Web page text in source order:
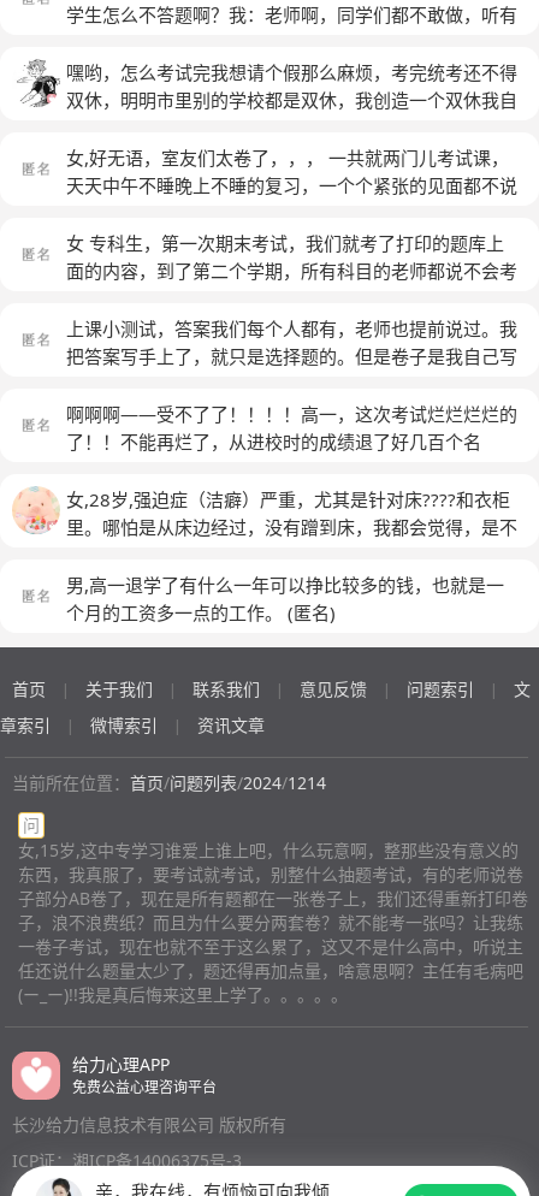
亲，我在线，有烦恼可向我倾
学生怎么不答题啊？我：老师啊，同学们都不敢做，听有
笑，快点赶时间做吧，我不打扰，我先走了邻桌同学：你
不能走出卷老师：哈哈哈，同学，你不会相信那位同学胡
同学你怎么也这么爱开玩笑啊，哈哈。邻桌同学：你要是
没超纲你就把这试卷做了。出卷老师：同学，这试卷十分
这试卷呢？邻桌同学：你看你整天闲的，写张试卷算什么
呀，你要是真不做，说明你真出超纲了。出卷老师：这，
行，我做。出卷老师：哎呀，这做题多是件霉事啊，哎
呀，不难不简单，题目真是好极了。出卷老师：同学，看
带个头，你看，你要不带个头，他们怎么敢做呢。出卷老
师：都，都看我干什么，做啊，做啊，趁早做啊，tnnd为
什么不做?做，做，不做，不做是吧，不做，我就取消你
分数，都不敢做，都怕0分是吧，我告诉你，不做，不做
也别想及格。出卷老师：既然大家都知道了，这戏我也就
不演了，我就是大名鼎鼎的清华大学兼北京大学双料高级
过这题我写了，我肯定是不及格，你们也别想得高分，校
长先生，我的任务完成了，啊哈哈哈。
嘿哟，怎么考试完我想请个假那么麻烦，考完统考还不得
双休，明明市里别的学校都是双休，我创造一个双休我自
大，我觉得我回去又要被内涵。之前我不想当班干部，我
进行了三进宫才成功退出，主要是班主任管太多了，当班
前到，不给……。在我是班干的时候，我不过是没坐堂，
结果被骂得楼上楼下都听得到我的名字。结果班里的刺头
育。.._:(´_`」∠):_… 这就是我的胡言乱语，真的很乱，斯
密马赛。 祝各位一生平安
女,好无语，室友们太卷了，，， 一共就两门儿考试课，
天天中午不睡晚上不睡的复习，一个个紧张的见面都不说
的很影响我的睡眠，，，我很难再装作理解她的样子
了，，，真的感觉没必要这么卷，，，别的寝室都是正常
知识点要复习，老师上课讲的好好听绝对不会挂
的。。。。 (匿名)
女 专科生，第一次期末考试，我们就考了打印的题库上
面的内容，到了第二个学期，所有科目的老师都说不会考
是去打印社打印了例年的题库，结果就考了题库(匿名)
上课小测试，答案我们每个人都有，老师也提前说过。我
把答案写手上了，就只是选择题的。但是卷子是我自己写
就被发现了，把我卷子判零分。真丢人，后悔死了，班里
这么多打小抄，对答案的他都不看，我坐的地方比较靠
二十分，但是作弊的人学习好的学习差点都有，谁敢告
啊，那个老师说我是班里第一个作弊的，郁闷。本来被抓
在写，就哭了，我也不想这样啊，下课被同学围着也很尴
尬，也怕被人说，主要是那个老师下课把我叫出去说不给
个比较听话的学生，这下好了，人设全崩了。明天有他的
课，我都不想上，没办法面对他，睡不着，光想哭了，重
是心理就是过不去。(匿名)
啊啊啊——受不了了！！！！高一，这次考试烂烂烂烂的
了！！不能再烂了，从进校时的成绩退了好几百个名
好，【对不起，说的不好听】平常我心里看不7，其实大
家都看不7的些下档次的下档学生很多考过我了！！！我
错了分，反正也不好，继而不好。我敢保证下次绝对能进
个大的，可是我担心啊，他们那些la ji 学生拿这些调侃我
面”本人也属于玩笑式吹牛逗乐的人吧，有时候，开个玩
笑“你考过我次吗？”啊，这次可给他们机会了，“那
是还有些人左臂，可是电脑上的表格不啊，就显示人家特
女,28岁,强迫症（洁癖）严重，尤其是针对床????️和衣柜
里。哪怕是从床边经过，没有蹭到床，我都会觉得，是不
一瓶100ml几乎满的酒精，下午就差不多喷没了????，不
止一次这样。家里的酒精，比餐巾纸用的都快。,我也不
精的行为，可是我忍不住，总觉得不喷就没有安全
感????。
男,高一退学了有什么一年可以挣比较多的钱，也就是一
个月的工资多一点的工作。 (匿名)
首页 | 关于我们 | 联系我们 | 意见反馈 | 问题索引 |
文
章索引
| 微博索引 | 资讯文章
当前所在位置： 首页/问题列表/2024/1214
问
女,15岁,这中专学习谁爱上谁上吧，什么玩意啊，整那些没有意义的
东西，我真服了，要考试就考试，别整什么抽题考试，有的老师说卷
子部分AB卷了，现在是所有题都在一张卷子上，我们还得重新打印卷
子，浪不浪费纸？而且为什么要分两套卷？就不能考一张吗？让我练
一卷子考试，现在也就不至于这么累了，这又不是什么高中，听说主
任还说什么题量太少了，题还得再加点量，啥意思啊？主任有毛病吧
(ー_ー)!!我是真后悔来这里上学了。。。。。
给力心理APP
免费公益心理咨询平台
长沙给力信息技术有限公司 版权所有
ICP证：湘ICP备14006375号-3